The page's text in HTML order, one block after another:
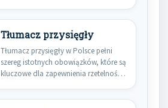
Tłumacz przysięgły
Tłumacz przysięgły w Polsce pełni
szereg istotnych obowiązków, które są
kluczowe dla zapewnienia rzetelności